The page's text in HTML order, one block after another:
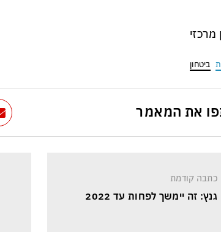
מרכזי
ביטחון
את המאמר
כתבה קודמת
גנץ: זה יימשך לפחות עד 2022